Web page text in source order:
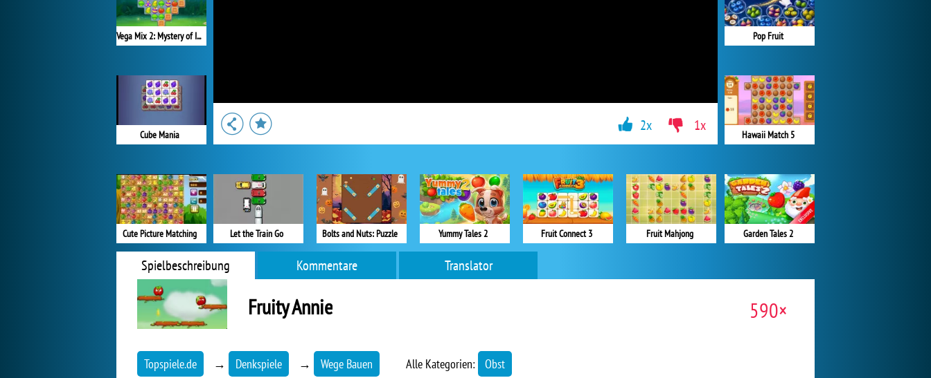
Vega Mix 2: Mystery of Island
Cube Mania
Cute Picture Matching
Pop Fruit
Hawaii Match 5
Garden Tales 2
Let the Train Go Bolts and Nuts: Puzzle Yummy Tales 2 Fruit Connect 3 Fruit Mahjong
2x 1x
Spielbeschreibung Kommentare Translator
Fruity Annie 590×
Topspiele.de → Denkspiele → Wege Bauen Alle Kategorien: Obst